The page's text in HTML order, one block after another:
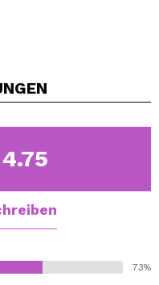
Epidermis.
Haut.
4.75
73%